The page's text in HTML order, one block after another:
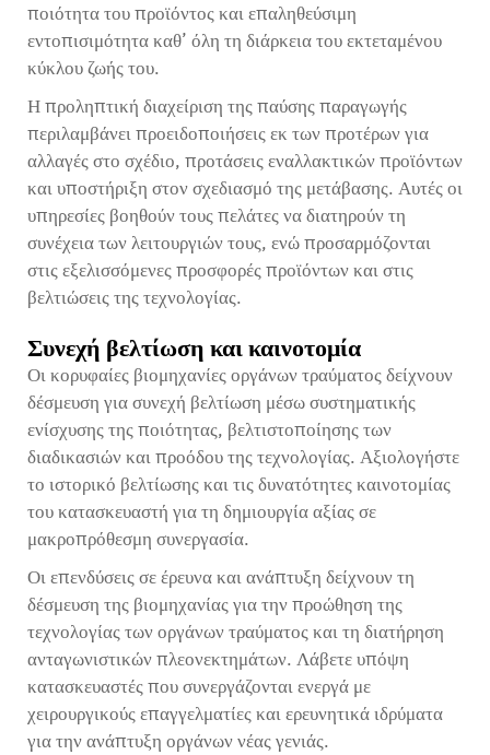
ποιότητα του προϊόντος και επαληθεύσιμη
εντοπισιμότητα καθ’ όλη τη διάρκεια του εκτεταμένου
κύκλου ζωής του.
Η προληπτική διαχείριση της παύσης παραγωγής
περιλαμβάνει προειδοποιήσεις εκ των προτέρων για
αλλαγές στο σχέδιο, προτάσεις εναλλακτικών προϊόντων
και υποστήριξη στον σχεδιασμό της μετάβασης. Αυτές οι
υπηρεσίες βοηθούν τους πελάτες να διατηρούν τη
συνέχεια των λειτουργιών τους, ενώ προσαρμόζονται
στις εξελισσόμενες προσφορές προϊόντων και στις
βελτιώσεις της τεχνολογίας.
Συνεχή βελτίωση και καινοτομία
Οι κορυφαίες βιομηχανίες οργάνων τραύματος δείχνουν
δέσμευση για συνεχή βελτίωση μέσω συστηματικής
ενίσχυσης της ποιότητας, βελτιστοποίησης των
διαδικασιών και προόδου της τεχνολογίας. Αξιολογήστε
το ιστορικό βελτίωσης και τις δυνατότητες καινοτομίας
του κατασκευαστή για τη δημιουργία αξίας σε
μακροπρόθεσμη συνεργασία.
Οι επενδύσεις σε έρευνα και ανάπτυξη δείχνουν τη
δέσμευση της βιομηχανίας για την προώθηση της
τεχνολογίας των οργάνων τραύματος και τη διατήρηση
ανταγωνιστικών πλεονεκτημάτων. Λάβετε υπόψη
κατασκευαστές που συνεργάζονται ενεργά με
χειρουργικούς επαγγελματίες και ερευνητικά ιδρύματα
για την ανάπτυξη οργάνων νέας γενιάς.